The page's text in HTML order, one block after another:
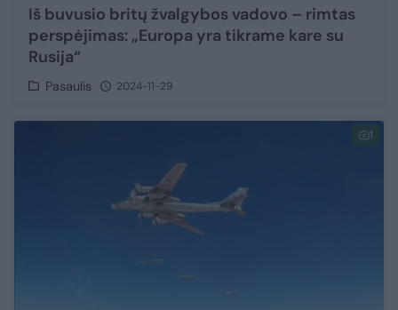
Iš buvusio britų žvalgybos vadovo – rimtas
perspėjimas: „Europa yra tikrame kare su
Rusija“
Pasaulis 2024-11-29
1